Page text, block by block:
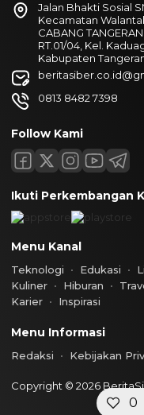
0
Jalan Bhakti Sosial
Kecamatan
CABANG
RT.01/04, Kel.
Kabupaten
0813 8482 7398
Follow Kami
Ikuti Perkembangan
Menu Kanal
Teknologi Edukasi
Kuliner
Hiburan
Karier
Inspirasi
Menu Informasi
Redaksi Kebijakan
Copyright © 2026